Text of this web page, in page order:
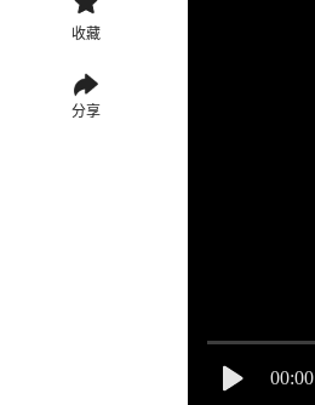
收藏
分享
00:00